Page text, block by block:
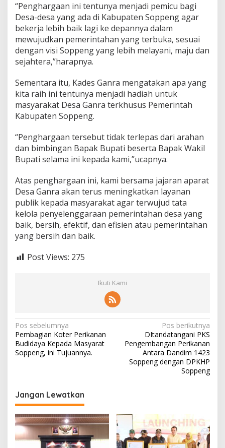
“Penghargaan ini tentunya menjadi pemicu bagi
Desa-desa yang ada di Kabupaten Soppeng agar
bekerja lebih baik lagi ke depannya dalam
mewujudkan pemerintahan yang terbuka, sesuai
dengan visi Soppeng yang lebih melayani, maju dan
sejahtera,”harapnya.
Sementara itu, Kades Ganra mengatakan apa yang
kita raih ini tentunya menjadi hadiah untuk
masyarakat Desa Ganra terkhusus Pemerintah
Kabupaten Soppeng.
“Penghargaan tersebut tidak terlepas dari arahan
dan bimbingan Bapak Bupati beserta Bapak Wakil
Bupati selama ini kepada kami,”ucapnya.
Atas penghargaan ini, kami bersama jajaran aparat
Desa Ganra akan terus meningkatkan layanan
publik kepada masyarakat agar terwujud tata
kelola penyelenggaraan pemerintahan desa yang
baik, bersih, efektif, dan efisien atau pemerintahan
yang bersih dan baik.
Post Views: 275
Ikuti Kami
Navigasi
pos
Pos sebelumnya
Pembagian Koter Perikanan
Budidaya Kepada Masyarat
Soppeng, ini Tujuannya.
Pos berikutnya
DItandatangani PKS
Pengembangan Perikanan
Antara Dandim 1423
Soppeng dengan DPKHP
Soppeng
Jangan Lewatkan